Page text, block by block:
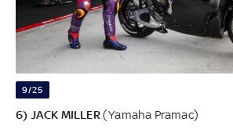
9/25
6) JACK MILLER(Yamaha Pramac)